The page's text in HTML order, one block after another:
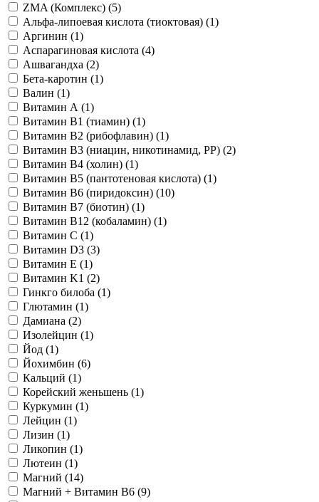
ZMA (Комплекс) (5)
Альфа-липоевая кислота (тиоктовая) (1)
Аргинин (1)
Аспарагиновая кислота (4)
Ашвагандха (2)
Бета-каротин (1)
Валин (1)
Витамин А (1)
Витамин B1 (тиамин) (1)
Витамин B2 (рибофлавин) (1)
Витамин B3 (ниацин, никотинамид, PP) (2)
Витамин B4 (холин) (1)
Витамин B5 (пантотеновая кислота) (1)
Витамин B6 (пиридоксин) (10)
Витамин B7 (биотин) (1)
Витамин B12 (кобаламин) (1)
Витамин C (1)
Витамин D3 (3)
Витамин E (1)
Витамин K1 (2)
Гинкго билоба (1)
Глютамин (1)
Дамиана (2)
Изолейцин (1)
Йод (1)
Йохимбин (6)
Кальций (1)
Корейский женьшень (1)
Куркумин (1)
Лейцин (1)
Лизин (1)
Ликопин (1)
Лютеин (1)
Магний (14)
Магний + Витамин B6 (9)